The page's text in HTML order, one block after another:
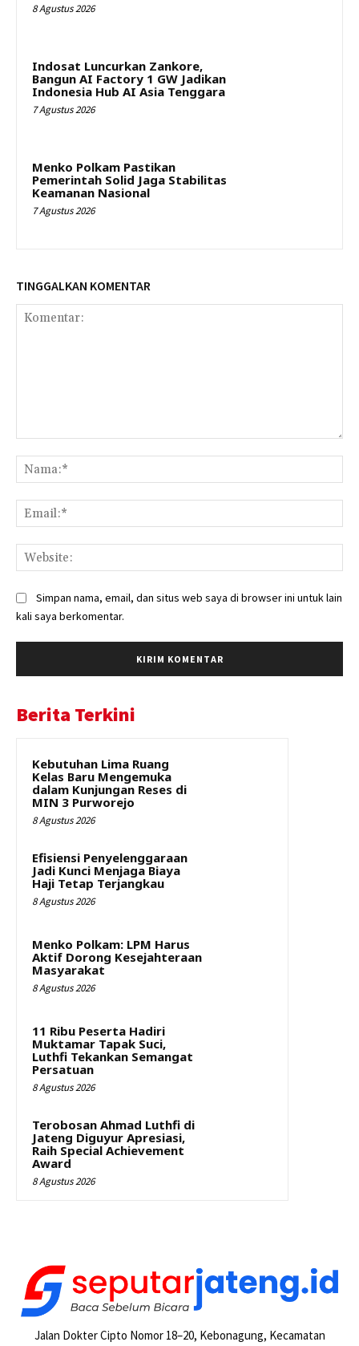
8 Agustus 2026
Indosat Luncurkan Zankore,
Bangun AI Factory 1 GW Jadikan
Indonesia Hub AI Asia Tenggara
7 Agustus 2026
Menko Polkam Pastikan
Pemerintah Solid Jaga Stabilitas
Keamanan Nasional
7 Agustus 2026
TINGGALKAN KOMENTAR
Simpan nama, email, dan situs web saya di browser ini untuk lain
kali saya berkomentar.
Berita Terkini
Kebutuhan Lima Ruang
Kelas Baru Mengemuka
dalam Kunjungan Reses di
MIN 3 Purworejo
8 Agustus 2026
Efisiensi Penyelenggaraan
Jadi Kunci Menjaga Biaya
Haji Tetap Terjangkau
8 Agustus 2026
Menko Polkam: LPM Harus
Aktif Dorong Kesejahteraan
Masyarakat
8 Agustus 2026
11 Ribu Peserta Hadiri
Muktamar Tapak Suci,
Luthfi Tekankan Semangat
Persatuan
8 Agustus 2026
Terobosan Ahmad Luthfi di
Jateng Diguyur Apresiasi,
Raih Special Achievement
Award
8 Agustus 2026
Jalan Dokter Cipto Nomor 18–20, Kebonagung, Kecamatan